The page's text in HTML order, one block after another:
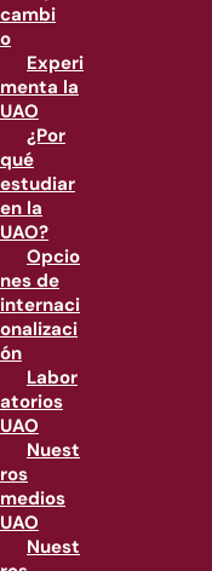
cambi
o
Experi
menta la
UAO
¿Por
qué
estudiar
en la
UAO?
Opcio
nes de
internaci
onalizaci
ón
Labor
atorios
UAO
Nuest
ros
medios
UAO
Nuest